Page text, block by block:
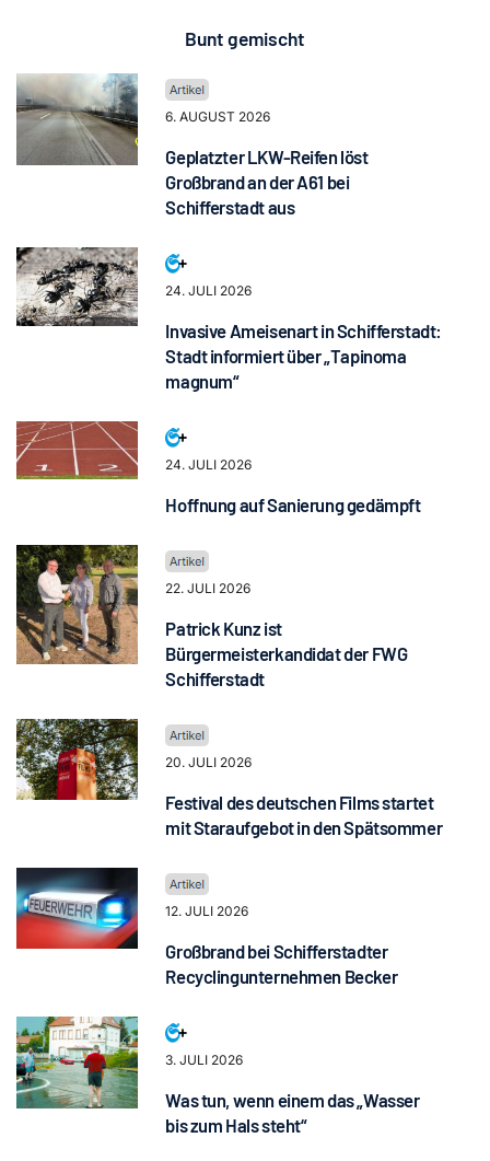
Bunt gemischt
6. AUGUST 2026
Geplatzter LKW-Reifen löst
Großbrand an der A61 bei
Schifferstadt aus
24. JULI 2026
Invasive Ameisenart in Schifferstadt:
Stadt informiert über „Tapinoma
magnum“
24. JULI 2026
Hoffnung auf Sanierung gedämpft
22. JULI 2026
Patrick Kunz ist
Bürgermeisterkandidat der FWG
Schifferstadt
20. JULI 2026
Festival des deutschen Films startet
mit Staraufgebot in den Spätsommer
12. JULI 2026
Großbrand bei Schifferstadter
Recyclingunternehmen Becker
3. JULI 2026
Was tun, wenn einem das „Wasser
bis zum Hals steht“